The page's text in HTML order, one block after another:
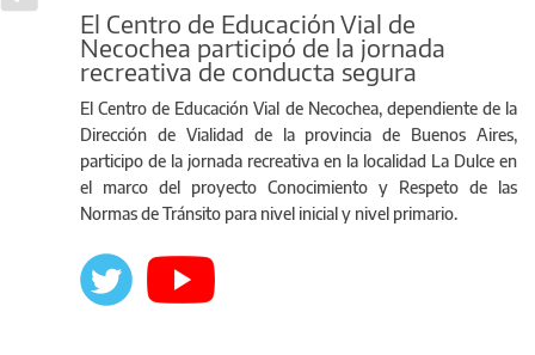
El Centro de Educación Vial de
Necochea participó de la jornada
recreativa de conducta segura
El Centro de Educación Vial de Necochea, dependiente de la
Dirección de Vialidad de la provincia de Buenos Aires,
participo de la jornada recreativa en la localidad La Dulce en
el marco del proyecto Conocimiento y Respeto de las
Normas de Tránsito para nivel inicial y nivel primario.